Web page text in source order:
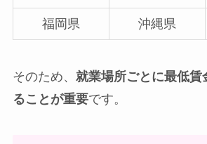
福岡県 沖縄県
そのため、 就業場所ごとに最低賃
ることが重要です。